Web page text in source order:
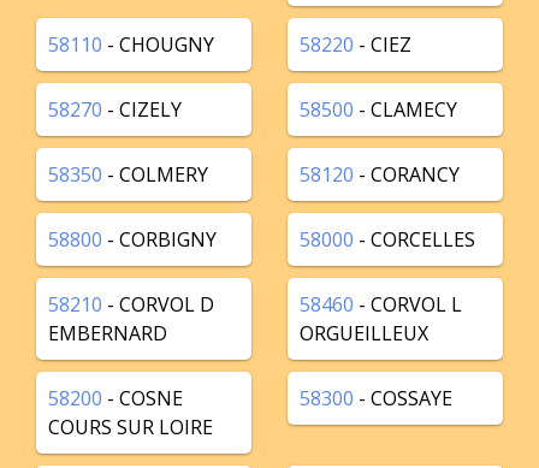
58110 - CHOUGNY 58220 - CIEZ
58270 - CIZELY 58500 - CLAMECY
58350 - COLMERY 58120 - CORANCY
58800 - CORBIGNY 58000 - CORCELLES
58210 - CORVOL D
EMBERNARD
58460 - CORVOL L
ORGUEILLEUX
58200 - COSNE
COURS SUR LOIRE
58300 - COSSAYE